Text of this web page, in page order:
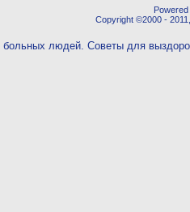
Copyright ©2000 -
людей. Советы для